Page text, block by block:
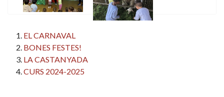
EL CARNAVAL
BONES FESTES!
LA CASTANYADA
CURS 2024-2025